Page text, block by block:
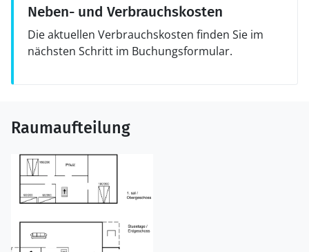
Neben- und Verbrauchskosten
Die aktuellen Verbrauchskosten finden Sie im
nächsten Schritt im Buchungsformular.
Raumaufteilung